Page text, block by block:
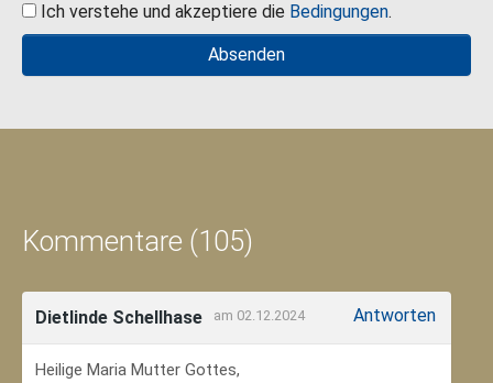
Ich verstehe und akzeptiere die Bedingungen.
Kommentare (105)
Dietlinde Schellhase am 02.12.2024 Antworten
Heilige Maria Mutter Gottes,